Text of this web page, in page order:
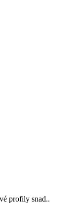
profily snad..